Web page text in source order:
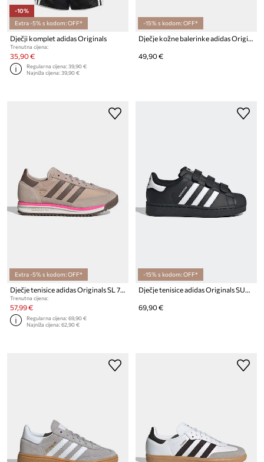
-10%
Extra -5% s kodom: OFF*
Dječji komplet adidas Originals
Trenutna cijena:
35,90 €
Regularna cijena:39,90 €
Najniža cijena:39,90 €
-15% s kodom: OFF*
49,90 €
Extra -5% s kodom: OFF*
Dječje tenisice adidas Originals SL 72 RS
Trenutna cijena:
57,99 €
Regularna cijena:69,90 €
Najniža cijena:62,90 €
-15% s kodom: OFF*
Dječje tenisice adidas Originals SUPERSTAR II
69,90 €